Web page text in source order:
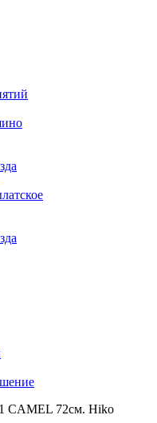
CAMEL 72см. Hiko